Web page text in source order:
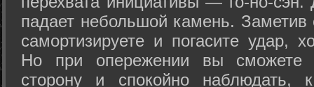
падает небольшой камень.
самортизируете и погасите удар,
Но при опережении вы сможете
сторону и спокойно наблюдать,